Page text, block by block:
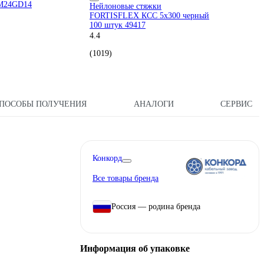
Нейлоновые стяжки
FORTISFLEX КСС 5х300 черный
100 штук 49417
4.4
(1019)
ПОЛУЧЕНИЯ АНАЛОГИ СЕРВИС
Конкорд
Все товары бренда
Россия — родина бренда
Информация об упаковке